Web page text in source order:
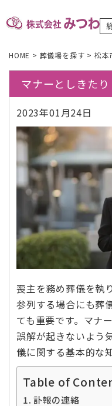
HOME > 葬儀場を探す > 松本
マナーとしきたり
2023年01月24日
喪主を務め葬儀を執
参列する場合にも葬
ても重要です。マナ
誤解が起きないよう
儀に関する基本的な
Table of
訃報の連絡